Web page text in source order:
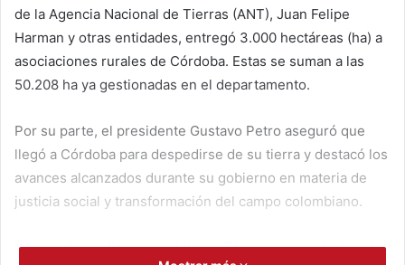
de la Agencia Nacional de Tierras (ANT), Juan Felipe
Harman y otras entidades, entregó 3.000 hectáreas (ha) a
asociaciones rurales de Córdoba. Estas se suman a las
50.208 ha ya gestionadas en el departamento.
Por su parte, el presidente Gustavo Petro aseguró que
llegó a Córdoba para despedirse de su tierra y destacó los
avances alcanzados durante su gobierno en materia de
justicia social y transformación del campo colombiano.
“Vine a despedirme en mi tierra. Espero que, cuando este